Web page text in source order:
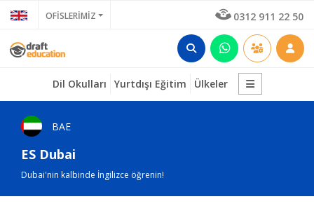
OFİSLERİMİZ 0312 911 22 50
Dil Okulları Yurtdışı Eğitim Ülkeler
BAE
ES Dubai
Dubai'nin kalbinde İngilizce öğrenin!